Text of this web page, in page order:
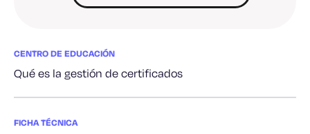
CENTRO DE EDUCACIÓN
Qué es la gestión de certificados
FICHA TÉCNICA